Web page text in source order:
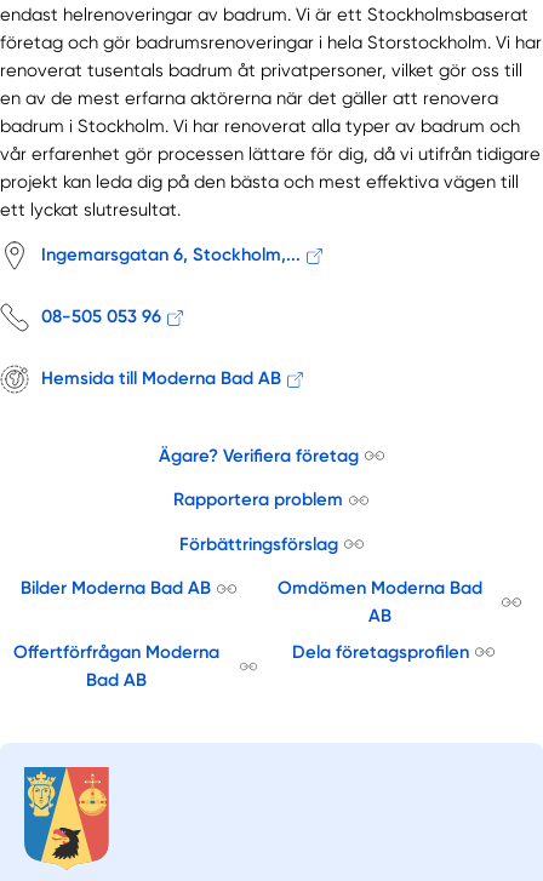
endast helrenoveringar av badrum. Vi är ett Stockholmsbaserat
företag och gör badrumsrenoveringar i hela Storstockholm. Vi har
renoverat tusentals badrum åt privatpersoner, vilket gör oss till
en av de mest erfarna aktörerna när det gäller att renovera
badrum i Stockholm. Vi har renoverat alla typer av badrum och
vår erfarenhet gör processen lättare för dig, då vi utifrån tidigare
projekt kan leda dig på den bästa och mest effektiva vägen till
ett lyckat slutresultat.
Ingemarsgatan 6, Stockholm,...
08-505 053 96
Hemsida till Moderna Bad AB
Ägare? Verifiera företag
Rapportera problem
Förbättringsförslag
Bilder Moderna Bad AB
Omdömen Moderna Bad
AB
Offertförfrågan Moderna
Bad AB
Dela företagsprofilen